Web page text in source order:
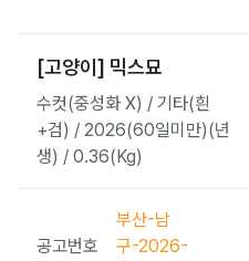
[고양이] 믹스묘
수컷(중성화 X) / 기타(흰
+검) / 2026(60일미만)(년
생) / 0.36(Kg)
공고번호
부산-남
구-2026-